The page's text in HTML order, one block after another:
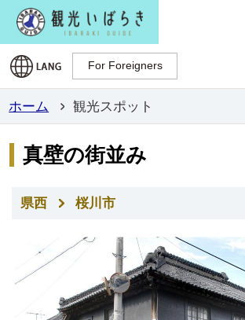
For Foreigners
For Foreigners
ホーム 観光スポット
真壁の街並み
県西 桜川市